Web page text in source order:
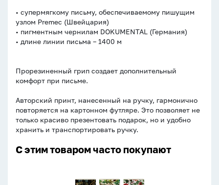
• супермягкому письму, обеспечиваемому пишущим
узлом Premec (Швейцария)
• пигментным чернилам DOKUMENTAL (Германия)
• длине линии письма – 1400 м
Прорезиненный грип создает дополнительный
комфорт при письме.
Авторский принт, нанесенный на ручку, гармонично
повторяется на картонном футляре. Это позволяет не
только красиво презентовать подарок, но и удобно
хранить и транспортировать ручку.
С этим товаром часто покупают